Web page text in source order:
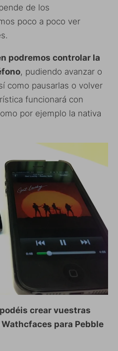
de los
poco a poco ver
podremos controlar la
, pudiendo avanzar o
como pausarlas o volver
funcionará con
por ejemplo la nativa
podéis crear vuestras
para Pebble